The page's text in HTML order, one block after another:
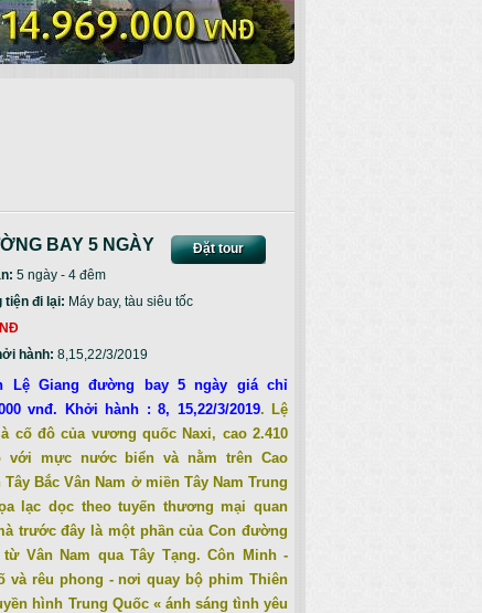
BAY 5 NGÀY
Đặt tour
5 ngày - 4 đêm
tiện đi lại: Máy bay, tàu siêu tốc
hành: 8,15,22/3/2019
Lệ Giang đường bay 5 ngày giá chỉ
vnđ. Khởi hành : 8, 15,22/3/2019. Lệ
cố đô của vương quốc Naxi, cao 2.410
với mực nước biển và nằm trên Cao
Tây Bắc Vân Nam ở miền Tây Nam Trung
lạc dọc theo tuyến thương mại quan
trước đây là một phần của Con đường
Vân Nam qua Tây Tạng. Côn Minh -
và rêu phong - nơi quay bộ phim Thiên
hình Trung Quốc « ánh sáng tình yêu